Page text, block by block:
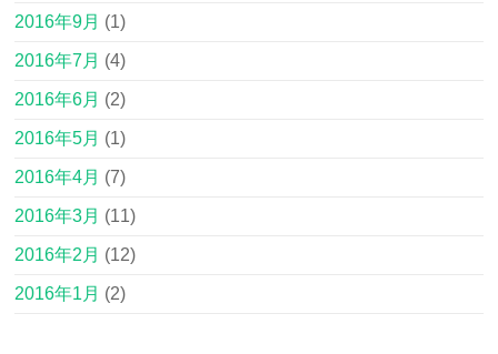
2016年9月 (1)
2016年7月 (4)
2016年6月 (2)
2016年5月 (1)
2016年4月 (7)
2016年3月 (11)
2016年2月 (12)
2016年1月 (2)